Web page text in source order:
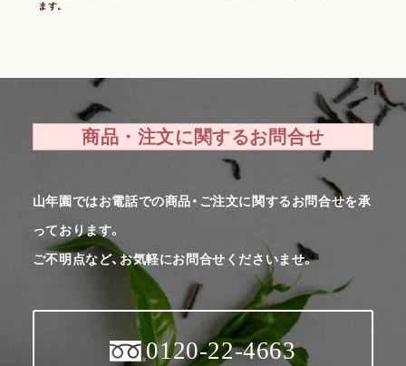
ます。
商品・注文に関するお問合せ
山年園ではお電話での商品・ご注文に関するお問合せを承
っております。
ご不明点など、お気軽にお問合せくださいませ。
0120-22-4663